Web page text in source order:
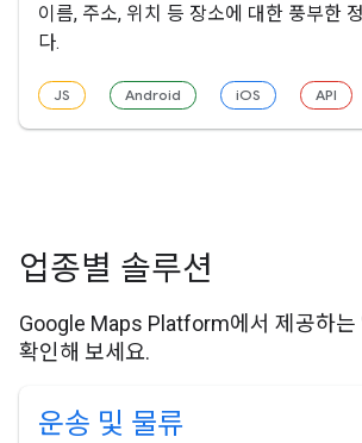
이름, 주소, 위치 등 장소에 대한 풍부한
다.
JS Android iOS API
업종별 솔루션
Google Maps Platform에서 제공하는
확인해 보세요.
운송 및 물류